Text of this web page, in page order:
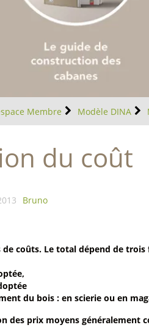
à vos enfants et
Membre Modèle DINA
du coût
Bruno
coûts. Le total dépend de
du bois : en scierie ou en
des prix moyens